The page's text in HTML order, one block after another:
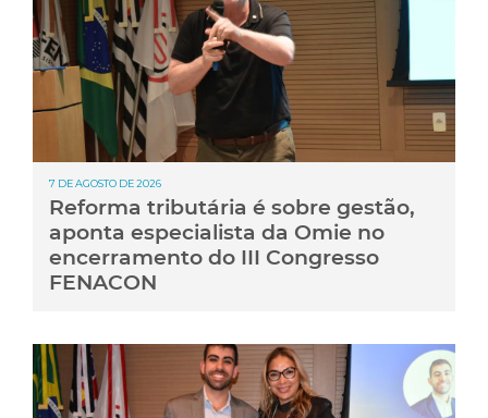
7 DE AGOSTO DE 2026
Reforma tributária é sobre gestão,
aponta especialista da Omie no
encerramento do III Congresso
FENACON